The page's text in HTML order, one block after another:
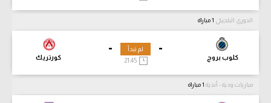
الدوري البلجيكي
-
كلوب بروج
-
كورتريك
لم تبدأ
21:45
مباريات ودية - أندية